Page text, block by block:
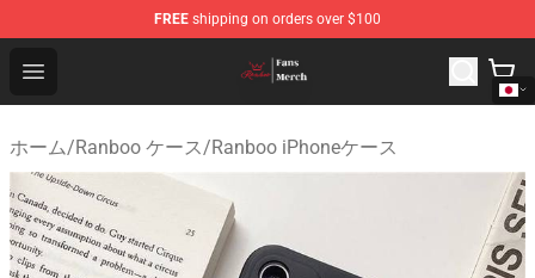
FREE shipping on orders over $100
Open menu
Ranboo Shop - Official Ranboo Merchandise Store
ホーム/Ranboo ケース/Ranboo iPhoneケース